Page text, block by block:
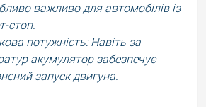
важливо для автомобілів із
стоп.
потужність: Навіть за
акумулятор забезпечує
запуск двигуна.